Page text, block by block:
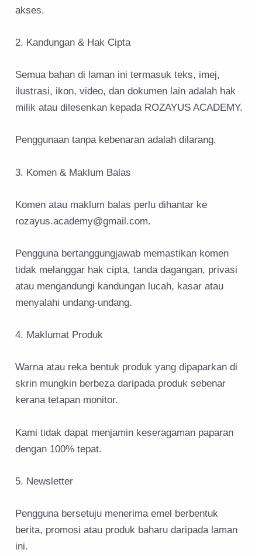
akses.
2. Kandungan & Hak Cipta
Semua bahan di laman ini termasuk teks, imej,
ilustrasi, ikon, video, dan dokumen lain adalah hak
milik atau dilesenkan kepada ROZAYUS ACADEMY.
Penggunaan tanpa kebenaran adalah dilarang.
3. Komen & Maklum Balas
Komen atau maklum balas perlu dihantar ke
rozayus.academy@gmail.com.
Pengguna bertanggungjawab memastikan komen
tidak melanggar hak cipta, tanda dagangan, privasi
atau mengandungi kandungan lucah, kasar atau
menyalahi undang-undang.
4. Maklumat Produk
Warna atau reka bentuk produk yang dipaparkan di
skrin mungkin berbeza daripada produk sebenar
kerana tetapan monitor.
Kami tidak dapat menjamin keseragaman paparan
dengan 100% tepat.
5. Newsletter
Pengguna bersetuju menerima emel berbentuk
berita, promosi atau produk baharu daripada laman
ini.